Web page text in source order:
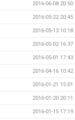
2016-06-08 20:50
2016-05-22 20:45
2016-05-13 10:18
2016-05-02 16:37
2016-05-01 17:43
2016-04-16 10:42
2016-01-21 15:01
2016-01-20 20:11
2016-01-15 17:19